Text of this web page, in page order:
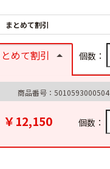
まとめて割引
めて割引 個数：
商品番号：5010593000504
￥12,150 個数：